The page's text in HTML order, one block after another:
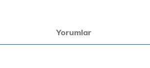
Yorumlar